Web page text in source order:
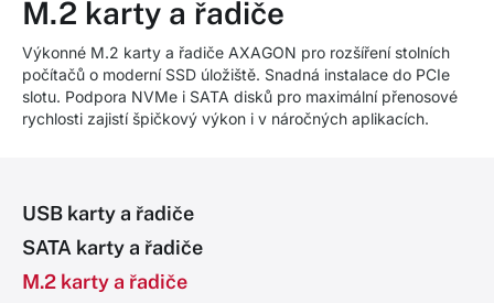
M.2 karty a řadiče
Výkonné M.2 karty a řadiče AXAGON pro rozšíření stolních
počítačů o moderní SSD úložiště. Snadná instalace do PCIe
slotu. Podpora NVMe i SATA disků pro maximální přenosové
rychlosti zajistí špičkový výkon i v náročných aplikacích.
USB karty a řadiče
SATA karty a řadiče
M.2 karty a řadiče